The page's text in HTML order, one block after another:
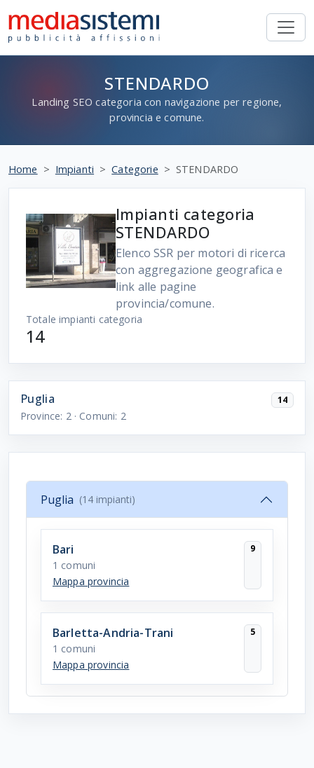
STENDARDO
Landing SEO categoria con navigazione per regione,
provincia e comune.
Home Impianti Categorie STENDARDO
Impianti categoria
STENDARDO
Elenco SSR per motori di ricerca
con aggregazione geografica e
link alle pagine
provincia/comune.
Totale impianti categoria
14
Puglia 14
Province: 2· Comuni: 2
Puglia (14 impianti)
Bari
1 comuni
Mappa provincia
9
Barletta-Andria-Trani
1 comuni
Mappa provincia
5